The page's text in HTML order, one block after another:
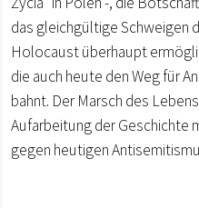
das gleichgültige Schweigen
Holocaust überhaupt
die auch heute den Weg für
bahnt. Der Marsch des
Aufarbeitung der Geschichte
gegen heutigen